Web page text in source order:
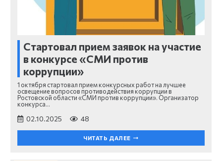
Стартовал прием заявок на участие
в конкурсе «СМИ против
коррупции»
1 октября стартовал прием конкурсных работ на лучшее
освещение вопросов противодействия коррупции в
Ростовской области «СМИ против коррупции». Организатор
конкурса…
02.10.2025 48
ЧИТАТЬ ДАЛЕЕ